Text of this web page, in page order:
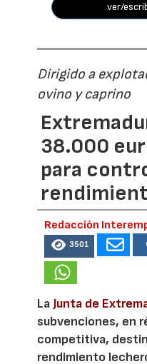
ver/
Dirigido a
ovino y caprino
38.000
para
Redacción
3501
La Junta de
subvenciones, en
competitiva,
rendimiento